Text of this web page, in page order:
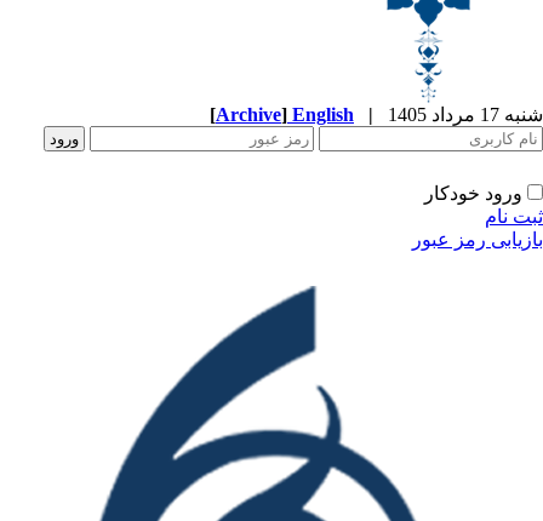
|
English
[ Archive
عبور